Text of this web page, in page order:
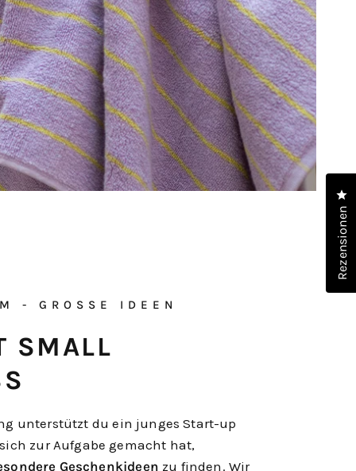
- GROSSE IDEEN
SMALL
unterstützt du ein junges Start-up
zur Aufgabe gemacht hat,
Geschenkideen zu finden. Wir
Rezensionen